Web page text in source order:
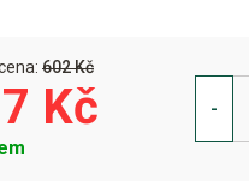
602 Kč
Kč -